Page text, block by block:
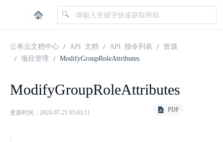
|
公有云文档中心 API 文档 API 指令列表
资源
项目管理
ModifyGroupRoleAttributes
ModifyGroupRoleAttributes
更新时间：2026-07-21 05:03:11 PDF